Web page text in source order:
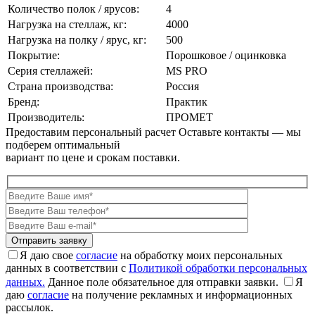
Количество полок / ярусов:
4
Нагрузка на стеллаж, кг:
4000
Нагрузка на полку / ярус, кг:
500
Покрытие:
Порошковое / оцинковка
Серия стеллажей:
MS PRO
Страна производства:
Россия
Бренд:
Практик
Производитель:
ПРОМЕТ
Предоставим персональный расчет Оставьте контакты — мы
подберем оптимальный
вариант по цене и срокам поставки.
Я даю свое согласие на обработку моих персональных
данных в соответствии с Политикой обработки персональных
данных. Данное поле обязательное для отправки заявки.
Я
даю согласие на получение рекламных и информационных
рассылок.